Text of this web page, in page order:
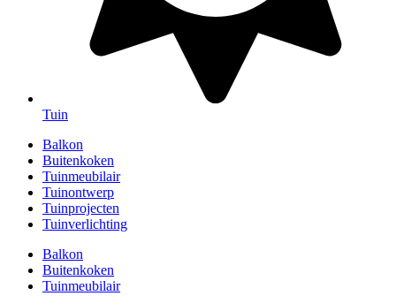
Tuin
Balkon
Buitenkoken
Tuinmeubilair
Tuinontwerp
Tuinprojecten
Tuinverlichting
Balkon
Buitenkoken
Tuinmeubilair